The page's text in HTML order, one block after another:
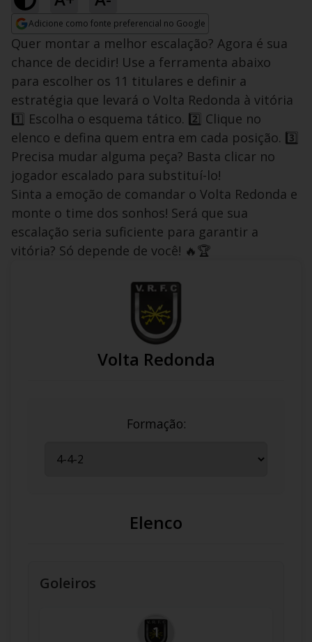
Adicione como fonte preferencial no Google
Opens in new window
Quer montar a melhor escalação? Agora é sua
chance de decidir! Use a ferramenta abaixo
para escolher os 11 titulares e definir a
estratégia que levará o Volta Redonda à vitória
1️⃣ Escolha o esquema tático. 2️⃣ Clique no
elenco e defina quem entra em cada posição. 3️⃣
Precisa mudar alguma peça? Basta clicar no
jogador escalado para substituí-lo!
Sinta a emoção de comandar o Volta Redonda e
monte o time dos sonhos! Será que sua
escalação seria suficiente para garantir a
vitória? Só depende de você! 🔥🏆
Volta Redonda
Formação:
Elenco
Goleiros